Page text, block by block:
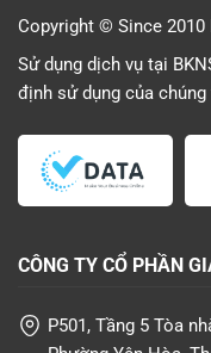
Copyright © Since 2010
Sử dụng dịch vụ tại
định sử dụng của
CÔNG TY CỔ PHẦN
P501, Tầng 5 Tòa